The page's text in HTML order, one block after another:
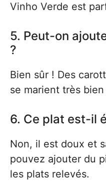
Vinho Verde est
5. Peut-on
?
Bien sûr ! Des
se marient très
6. Ce plat est-il
Non, il est doux et
pouvez ajouter du
les plats relevés.